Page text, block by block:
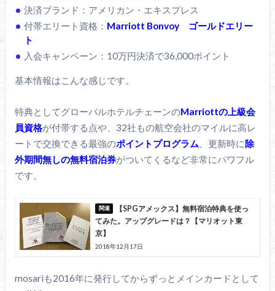
決済ブランド：アメリカン・エキスプレス
付帯エリート資格： Marriott Bonvoy ゴールドエリー
ト
入会キャンペーン：10万円決済で36,000ポイント
基本情報はこんな感じです。
特典としてグローバルホテルチェーンのMarriottの上級会
員資格が付帯する点や、32社もの航空会社のマイルに高レ
ートで交換できる最強のポイントプログラム 、更新時に除
外期間無しの無料宿泊券がついてくるなど非常にパワフル
です。
【SPGアメックス】無料宿泊特典を使っ
てみた。アップグレードは？【マリオット東
京】
2018年12月17日
mosariも2016年に発行してからずっとメインカードとして